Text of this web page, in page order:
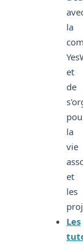
la
et
de
la
vie
et
les
Les